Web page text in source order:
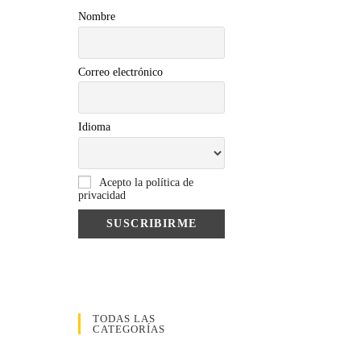
Nombre
Correo electrónico
Idioma
Acepto la política de
privacidad
TODAS LAS
CATEGORÍAS